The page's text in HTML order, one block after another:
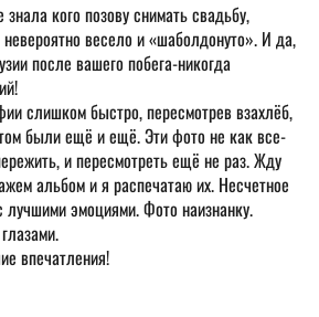
кого позову снимать свадьбу,
весело и «шаболдонуто». И да,
после вашего побега-никогда
слишком быстро, пересмотрев взахлёб,
были ещё и ещё. Эти фото не как все-
и пересмотреть ещё не раз. Жду
альбом и я распечатаю их. Несчетное
лучшими эмоциями. Фото наизнанку.
впечатления!